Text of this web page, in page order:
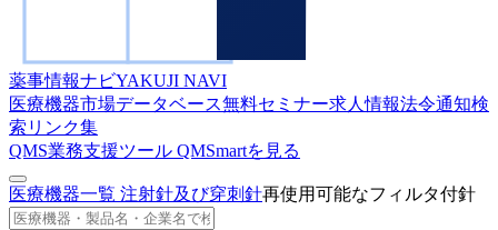
薬事情報ナビYAKUJI NAVI
医療機器市場データベース無料セミナー求人情報法令通知検
索 リンク集
QMS業務支援ツール QMSmartを見る
医療機器一覧 注射針及び穿刺針再使用可能なフィルタ付針